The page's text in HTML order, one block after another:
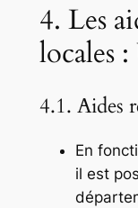
4. Les
locales
4.1. Aides
En
il est